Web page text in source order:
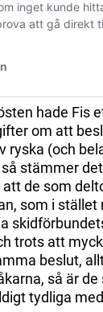
hade Fis
om att
ryska (och
så stämmer
de som
som i
trots att
beslut,
så är
tydliga